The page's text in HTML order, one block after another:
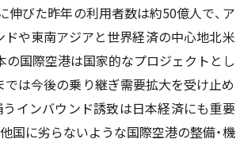
伸びた昨年の利用者数は約50億人で、ア
や東南アジアと世界経済の中心地北米
の国際空港は国家的なプロジェクトとし
は今後の乗り継ぎ需要拡大を受け止め
インバウンド誘致は日本経済にも重要
国に劣らないような国際空港の整備・機